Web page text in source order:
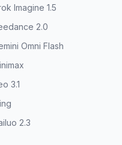
Imagine 1.5
2.0
Omni Flash
3.1
2.3